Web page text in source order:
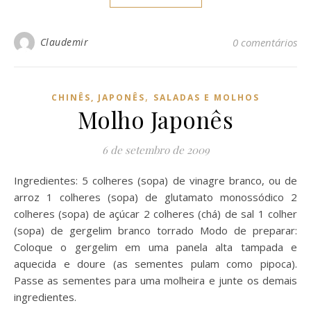
Claudemir 0 comentários
CHINÊS, JAPONÊS, SALADAS E MOLHOS
Molho Japonês
6 de setembro de 2009
Ingredientes: 5 colheres (sopa) de vinagre branco, ou de
arroz 1 colheres (sopa) de glutamato monossódico 2
colheres (sopa) de açúcar 2 colheres (chá) de sal 1 colher
(sopa) de gergelim branco torrado Modo de preparar:
Coloque o gergelim em uma panela alta tampada e
aquecida e doure (as sementes pulam como pipoca).
Passe as sementes para uma molheira e junte os demais
ingredientes.